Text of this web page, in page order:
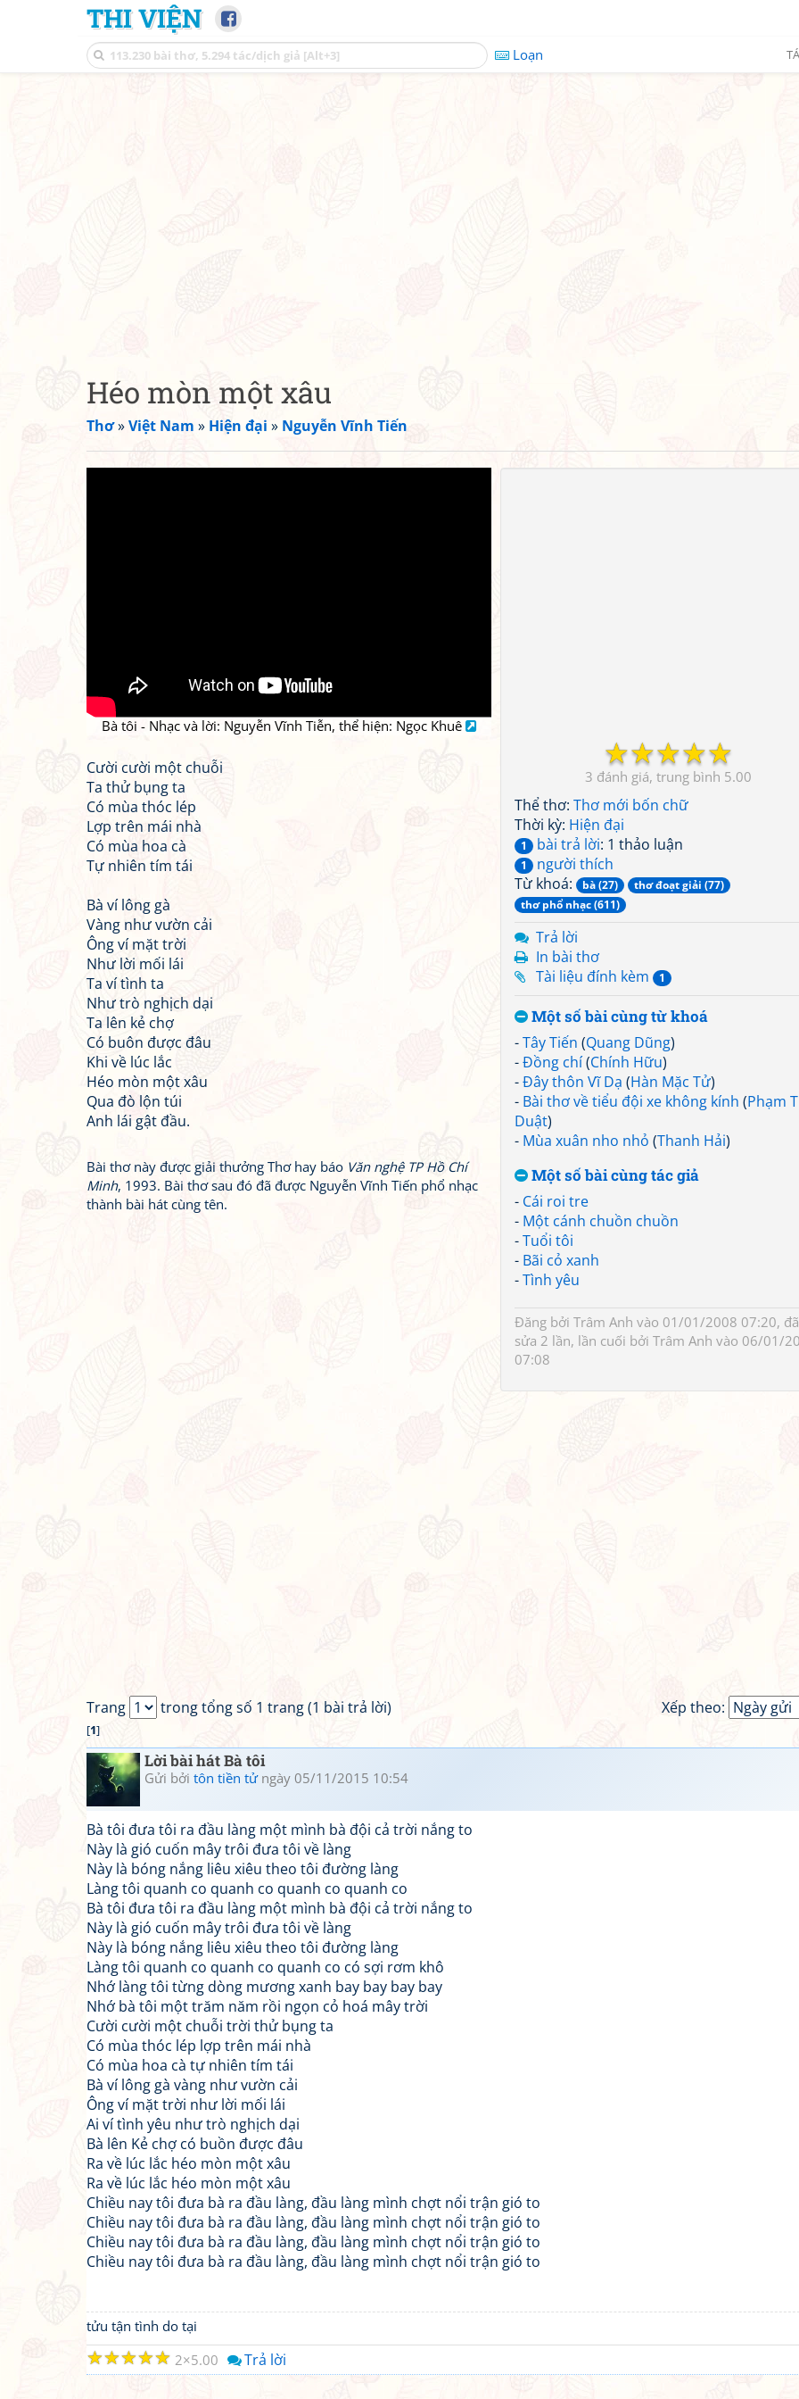
THI VIỆN
Loạn
Héo mòn một xâu
Thơ»Việt Nam » Hiện đại » Nguyễn Vĩnh Tiến
☆
☆
☆
☆
☆
3 5.00
Thể thơ: Thơ mới bốn chữ
Thời kỳ: Hiện đại
1 bài trả lời: 1 thảo luận
1
người thích
Từ khoá:
bà (27)
thơ đoạt giải (77)
thơ phổ nhạc (611)
Trả lời
In bài thơ
Tài liệu đính kèm
1
Một số bài cùng từ khoá
-Tây Tiến (Quang Dũng)
-Đồng chí(Chính Hữu)
-Đây thôn Vĩ Dạ (Hàn Mặc Tử)
- Bài thơ về tiểu đội xe không kính (Phạm
Duật)
- Mùa xuân nho nhỏ (Thanh Hải)
Một số bài cùng tác giả
- Cái roi tre
- Một cánh chuồn chuồn
-Tuổi tôi
- Bãi cỏ xanh
-Tình yêu
Đăng bởi Trâm Anh vào 01/01/2008 07:20, đã
sửa 2 lần, lần cuối bởi Trâm Anh vào 06/01/
07:08
Bà tôi - Nhạc và lời: Nguyễn Vĩnh Tiễn, thể hiện: Ngọc Khuê
Cười cười một chuỗi
Ta thử bụng ta
Có mùa thóc lép
Lợp trên mái nhà
Có mùa hoa cà
Tự nhiên tím tái
Bà ví lông gà
Vàng như vườn cải
Ông ví mặt trời
Như lời mối lái
Ta ví tình ta
Như trò nghịch dại
Ta lên kẻ chợ
Có buôn được đâu
Khi về lúc lắc
Héo mòn một xâu
Qua đò lộn túi
Anh lái gật đầu.
Bài thơ này được giải thưởng Thơ hay báo Văn nghệ TP Hồ Chí
Minh, 1993. Bài thơ sau đó đã được Nguyễn Vĩnh Tiến phổ nhạc
thành bài hát cùng tên.
Xếp theo:
Trang trong tổng số 1 trang (1 bài trả lời)
[1]
Lời bài hát Bà tôi
Gửi bởi tôn tiền tửngày 05/11/2015 10:54
Bà tôi đưa tôi ra đầu làng một mình bà đội cả trời nắng to
Này là gió cuốn mây trôi đưa tôi về làng
Này là bóng nắng liêu xiêu theo tôi đường làng
Làng tôi quanh co quanh co quanh co quanh co
Bà tôi đưa tôi ra đầu làng một mình bà đội cả trời nắng to
Này là gió cuốn mây trôi đưa tôi về làng
Này là bóng nắng liêu xiêu theo tôi đường làng
Làng tôi quanh co quanh co quanh co có sợi rơm khô
Nhớ làng tôi từng dòng mương xanh bay bay bay bay
Nhớ bà tôi một trăm năm rồi ngọn cỏ hoá mây trời
Cười cười một chuỗi trời thử bụng ta
Có mùa thóc lép lợp trên mái nhà
Có mùa hoa cà tự nhiên tím tái
Bà ví lông gà vàng như vườn cải
Ông ví mặt trời như lời mối lái
Ai ví tình yêu như trò nghịch dại
Bà lên Kẻ chợ có buồn được đâu
Ra về lúc lắc héo mòn một xâu
Ra về lúc lắc héo mòn một xâu
Chiều nay tôi đưa bà ra đầu làng, đầu làng mình chợt nổi trận gió to
Chiều nay tôi đưa bà ra đầu làng, đầu làng mình chợt nổi trận gió to
Chiều nay tôi đưa bà ra đầu làng, đầu làng mình chợt nổi trận gió to
Chiều nay tôi đưa bà ra đầu làng, đầu làng mình chợt nổi trận gió to
tửu tận tình do tại
☆
☆
☆
☆
☆ 2 5.00 Trả lời